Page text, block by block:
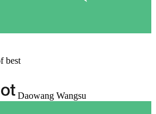
best
Daowang Wangsu